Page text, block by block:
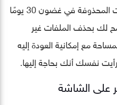
يوفر إمكانية استعادة الملفات المحذوفة في غضون 30 يومًا
لك بحذف الملفات غير
مع إمكانية العودة إليه
نفسك أنك بحاجة إليها.
على الشاشة